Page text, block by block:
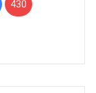
430